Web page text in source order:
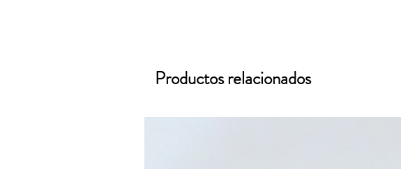
Productos relacionados